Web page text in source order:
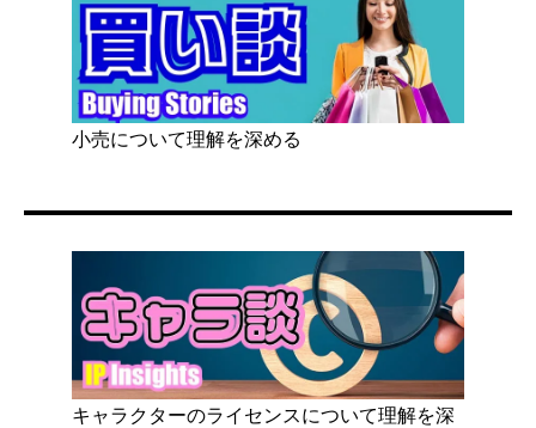
小売について理解を深める
キャラクターのライセンスについて理解を深